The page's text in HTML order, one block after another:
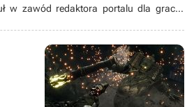
w zawód redaktora portalu dla graczy
dlatego tak pokochał RPGi (papierowe i
przeniósł. Uwielbia filmy Tarantino, za
a Berserk przekonał go do dark
wspierając Newsroom w weekendy,